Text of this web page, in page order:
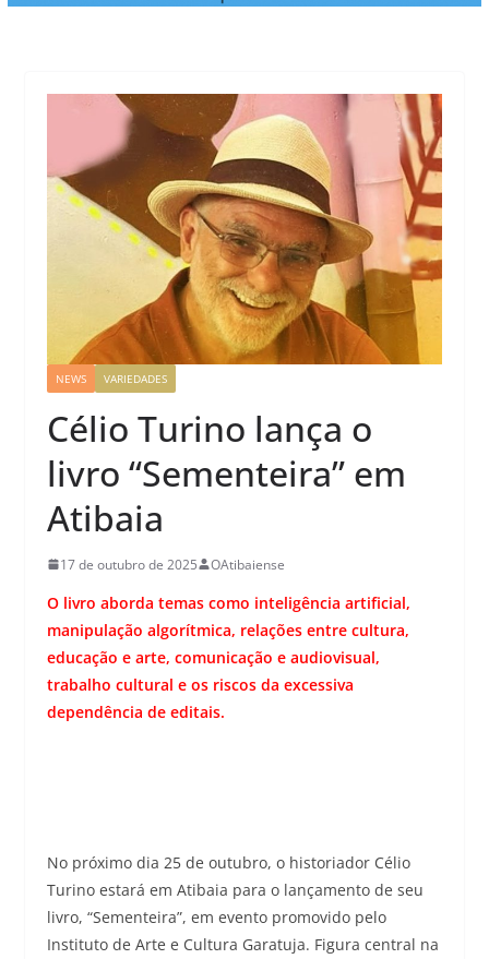
NEWS VARIEDADES
Célio Turino lança o
livro “Sementeira” em
Atibaia
17 de outubro de 2025 OAtibaiense
O livro aborda temas como inteligência artificial,
manipulação algorítmica, relações entre cultura,
educação e arte, comunicação e audiovisual,
trabalho cultural e os riscos da excessiva
dependência de editais.
No próximo dia 25 de outubro, o historiador Célio
Turino estará em Atibaia para o lançamento de seu
livro, “Sementeira”, em evento promovido pelo
Instituto de Arte e Cultura Garatuja. Figura central na